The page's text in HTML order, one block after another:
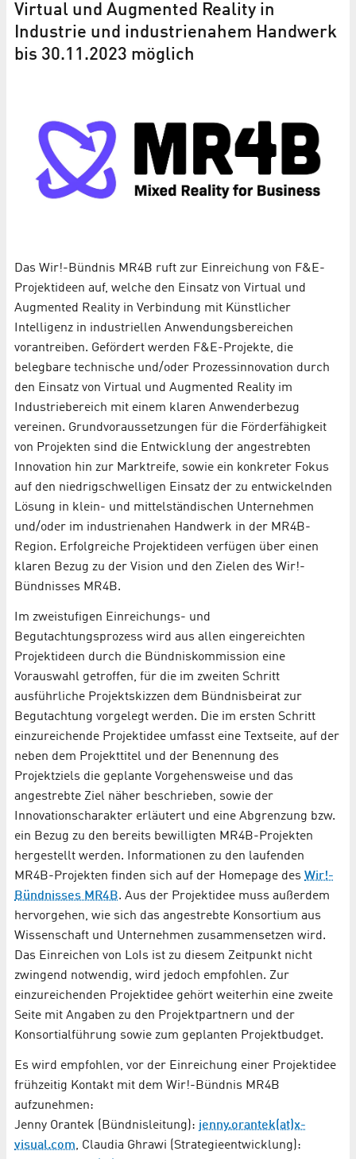
Virtual und Augmented Reality in
Industrie und industrienahem Handwerk
bis 30.11.2023 möglich
Das Wir!-Bündnis MR4B ruft zur Einreichung von F&E-
Projektideen auf, welche den Einsatz von Virtual und
Augmented Reality in Verbindung mit Künstlicher
Intelligenz in industriellen Anwendungsbereichen
vorantreiben. Gefördert werden F&E-Projekte, die
belegbare technische und/oder Prozessinnovation durch
den Einsatz von Virtual und Augmented Reality im
Industriebereich mit einem klaren Anwenderbezug
vereinen. Grundvoraussetzungen für die Förderfähigkeit
von Projekten sind die Entwicklung der angestrebten
Innovation hin zur Marktreife, sowie ein konkreter Fokus
auf den niedrigschwelligen Einsatz der zu entwickelnden
Lösung in klein- und mittelständischen Unternehmen
und/oder im industrienahen Handwerk in der MR4B-
Region. Erfolgreiche Projektideen verfügen über einen
klaren Bezug zu der Vision und den Zielen des Wir!-
Bündnisses MR4B.
Im zweistufigen Einreichungs- und
Begutachtungsprozess wird aus allen eingereichten
Projektideen durch die Bündniskommission eine
Vorauswahl getroffen, für die im zweiten Schritt
ausführliche Projektskizzen dem Bündnisbeirat zur
Begutachtung vorgelegt werden. Die im ersten Schritt
einzureichende Projektidee umfasst eine Textseite, auf der
neben dem Projekttitel und der Benennung des
Projektziels die geplante Vorgehensweise und das
angestrebte Ziel näher beschrieben, sowie der
Innovationscharakter erläutert und eine Abgrenzung bzw.
ein Bezug zu den bereits bewilligten MR4B-Projekten
hergestellt werden. Informationen zu den laufenden
MR4B-Projekten finden sich auf der Homepage des Wir!-
Bündnisses MR4B. Aus der Projektidee muss außerdem
hervorgehen, wie sich das angestrebte Konsortium aus
Wissenschaft und Unternehmen zusammensetzen wird.
Das Einreichen von LoIs ist zu diesem Zeitpunkt nicht
zwingend notwendig, wird jedoch empfohlen. Zur
einzureichenden Projektidee gehört weiterhin eine zweite
Seite mit Angaben zu den Projektpartnern und der
Konsortialführung sowie zum geplanten Projektbudget.
Es wird empfohlen, vor der Einreichung einer Projektidee
frühzeitig Kontakt mit dem Wir!-Bündnis MR4B
aufzunehmen:
Jenny Orantek (Bündnisleitung): jenny.orantek(at)x-
visual.com, Claudia Ghrawi (Strategieentwicklung):